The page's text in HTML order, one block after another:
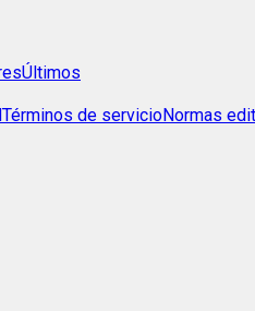
Últimos
Términos de servicioNormas